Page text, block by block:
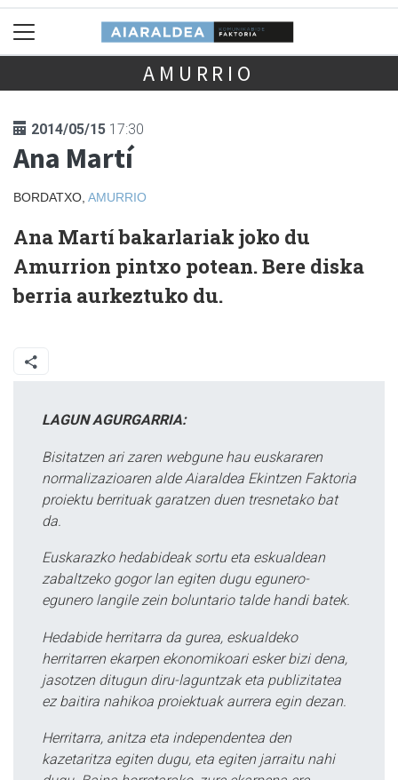
AMURRIO
2014/05/15 17:30
Ana Martí
BORDATXO, AMURRIO
Ana Martí bakarlariak joko du
Amurrion pintxo potean. Bere diska
berria aurkeztuko du.
LAGUN AGURGARRIA:
Bisitatzen ari zaren webgune hau euskararen
normalizazioaren alde Aiaraldea Ekintzen Faktoria
proiektu berrituak garatzen duen tresnetako bat
da.
Euskarazko hedabideak sortu eta eskualdean
zabaltzeko gogor lan egiten dugu egunero-
egunero langile zein boluntario talde handi batek.
Hedabide herritarra da gurea, eskualdeko
herritarren ekarpen ekonomikoari esker bizi dena,
jasotzen ditugun diru-laguntzak eta publizitatea
ez baitira nahikoa proiektuak aurrera egin dezan.
Herritarra, anitza eta independentea den
kazetaritza egiten dugu, eta egiten jarraitu nahi